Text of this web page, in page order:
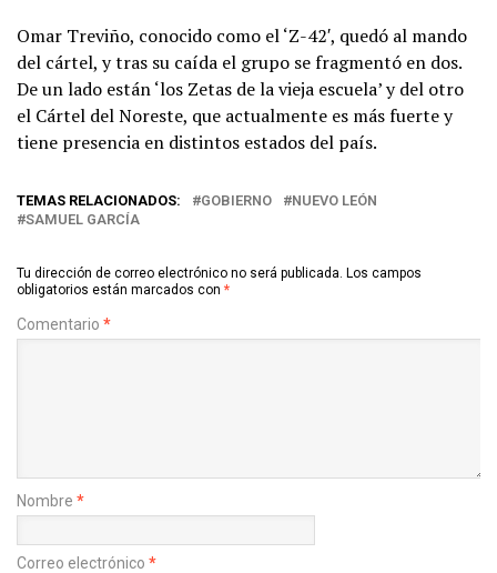
Omar Treviño, conocido como el ‘Z-42′, quedó al mando
del cártel, y tras su caída el grupo se fragmentó en dos.
De un lado están ‘los Zetas de la vieja escuela’ y del otro
el Cártel del Noreste, que actualmente es más fuerte y
tiene presencia en distintos estados del país.
TEMAS RELACIONADOS: GOBIERNO
NUEVO LEÓN
SAMUEL GARCÍA
Tu dirección de correo electrónico no será publicada. Los campos
obligatorios están marcados con *
Comentario *
Nombre *
Correo electrónico *